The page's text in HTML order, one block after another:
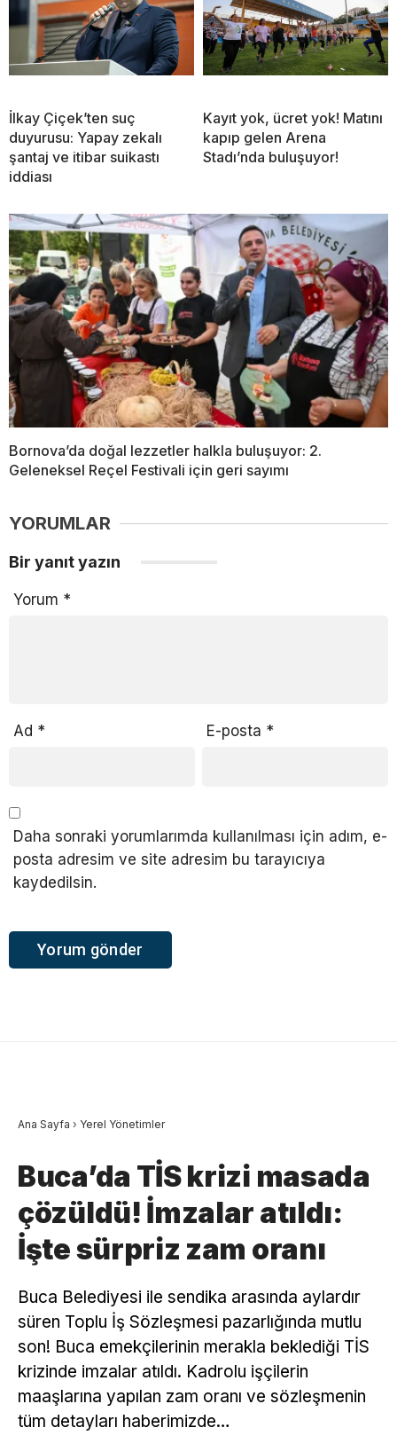
İlkay Çiçek’ten suç
duyurusu: Yapay zekalı
şantaj ve itibar suikastı
iddiası
Kayıt yok, ücret yok! Matını
kapıp gelen Arena
Stadı’nda buluşuyor!
Bornova’da doğal lezzetler halkla buluşuyor: 2.
Geleneksel Reçel Festivali için geri sayımı
YORUMLAR
Bir yanıt yazın
Yorum *
Ad * E-posta *
Daha sonraki yorumlarımda kullanılması için adım, e-
posta adresim ve site adresim bu tarayıcıya
kaydedilsin.
Ana Sayfa › Yerel Yönetimler
Buca’da TİS krizi masada
çözüldü! İmzalar atıldı:
İşte sürpriz zam oranı
Buca Belediyesi ile sendika arasında aylardır
süren Toplu İş Sözleşmesi pazarlığında mutlu
son! Buca emekçilerinin merakla beklediği TİS
krizinde imzalar atıldı. Kadrolu işçilerin
maaşlarına yapılan zam oranı ve sözleşmenin
tüm detayları haberimizde…